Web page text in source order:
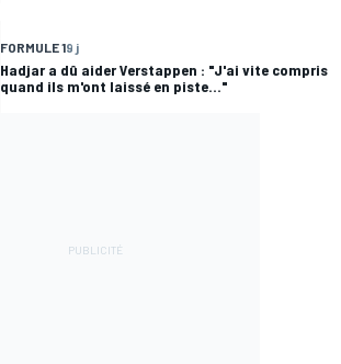
FORMULE 19 j
Hadjar a dû aider Verstappen : "J'ai vite compris
quand ils m'ont laissé en piste..."